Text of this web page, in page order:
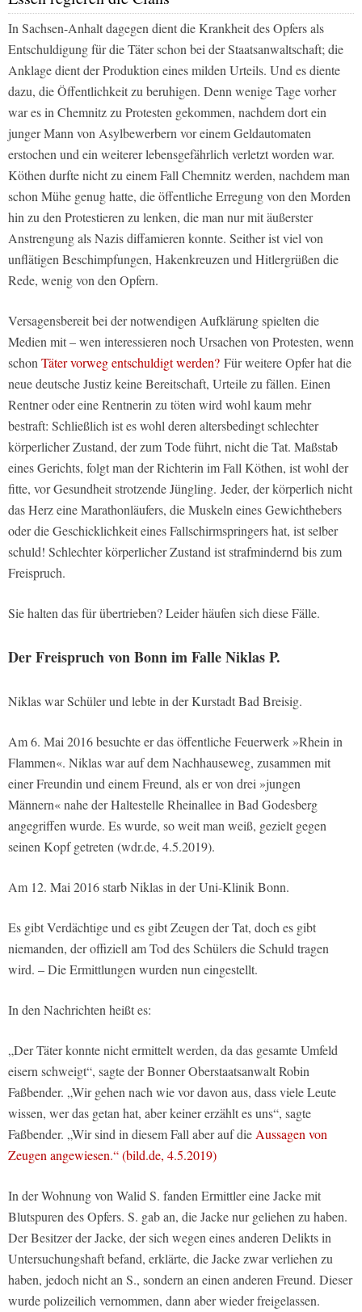
In Sachsen-Anhalt dagegen dient die Krankheit des Opfers als
Entschuldigung für die Täter schon bei der Staatsanwaltschaft; die
Anklage dient der Produktion eines milden Urteils. Und es diente
dazu, die Öffentlichkeit zu beruhigen. Denn wenige Tage vorher
war es in Chemnitz zu Protesten gekommen, nachdem dort ein
junger Mann von Asylbewerbern vor einem Geldautomaten
erstochen und ein weiterer lebensgefährlich verletzt worden war.
Köthen durfte nicht zu einem Fall Chemnitz werden, nachdem man
schon Mühe genug hatte, die öffentliche Erregung von den Morden
hin zu den Protestieren zu lenken, die man nur mit äußerster
Anstrengung als Nazis diffamieren konnte. Seither ist viel von
unflätigen Beschimpfungen, Hakenkreuzen und Hitlergrüßen die
Rede, wenig von den Opfern.
Versagensbereit bei der notwendigen Aufklärung spielten die
Medien mit – wen interessieren noch Ursachen von Protesten, wenn
schon Täter vorweg entschuldigt werden? Für weitere Opfer hat die
neue deutsche Justiz keine Bereitschaft, Urteile zu fällen. Einen
Rentner oder eine Rentnerin zu töten wird wohl kaum mehr
bestraft: Schließlich ist es wohl deren altersbedingt schlechter
körperlicher Zustand, der zum Tode führt, nicht die Tat. Maßstab
eines Gerichts, folgt man der Richterin im Fall Köthen, ist wohl der
fitte, vor Gesundheit strotzende Jüngling. Jeder, der körperlich nicht
das Herz eine Marathonläufers, die Muskeln eines Gewichthebers
oder die Geschicklichkeit eines Fallschirmspringers hat, ist selber
schuld! Schlechter körperlicher Zustand ist strafmindernd bis zum
Freispruch.
Sie halten das für übertrieben? Leider häufen sich diese Fälle.
Der Freispruch von Bonn im Falle Niklas P.
Niklas war Schüler und lebte in der Kurstadt Bad Breisig.
Am 6. Mai 2016 besuchte er das öffentliche Feuerwerk »Rhein in
Flammen«. Niklas war auf dem Nachhauseweg, zusammen mit
einer Freundin und einem Freund, als er von drei »jungen
Männern« nahe der Haltestelle Rheinallee in Bad Godesberg
angegriffen wurde. Es wurde, so weit man weiß, gezielt gegen
seinen Kopf getreten (wdr.de, 4.5.2019).
Am 12. Mai 2016 starb Niklas in der Uni-Klinik Bonn.
Es gibt Verdächtige und es gibt Zeugen der Tat, doch es gibt
niemanden, der offiziell am Tod des Schülers die Schuld tragen
wird. – Die Ermittlungen wurden nun eingestellt.
In den Nachrichten heißt es:
„Der Täter konnte nicht ermittelt werden, da das gesamte Umfeld
eisern schweigt“, sagte der Bonner Oberstaatsanwalt Robin
Faßbender. „Wir gehen nach wie vor davon aus, dass viele Leute
wissen, wer das getan hat, aber keiner erzählt es uns“, sagte
Faßbender. „Wir sind in diesem Fall aber auf die Aussagen von
Zeugen angewiesen.“ (bild.de, 4.5.2019)
In der Wohnung von Walid S. fanden Ermittler eine Jacke mit
Blutspuren des Opfers. S. gab an, die Jacke nur geliehen zu haben.
Der Besitzer der Jacke, der sich wegen eines anderen Delikts in
Untersuchungshaft befand, erklärte, die Jacke zwar verliehen zu
haben, jedoch nicht an S., sondern an einen anderen Freund. Dieser
wurde polizeilich vernommen, dann aber wieder freigelassen.